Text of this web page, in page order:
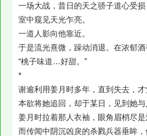
一场大战，昔日的天之骄子道心受
室中窥见天光乍亮。
一道人影向他靠近。
于是流光熹微，躁动消退。在浓郁
“桃子味道…好甜。”
*
谢逾利用姜月时多年，直到失去，才
本欲将她追回，却于某日，见到她
姜月时拉着那人衣袖，眼角眉梢尽
而传闻中阴沉凶戾的杀戮兵器垂眸